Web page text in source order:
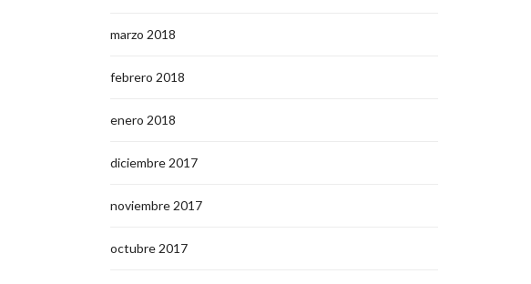
marzo 2018
febrero 2018
enero 2018
diciembre 2017
noviembre 2017
octubre 2017